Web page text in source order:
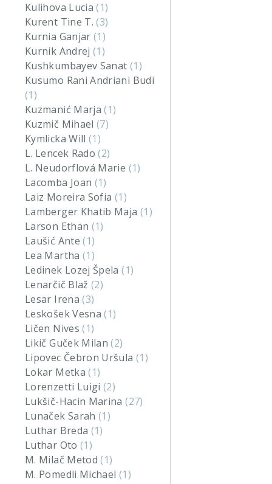
Kulihova Lucia(1)
Kurent Tine T.(3)
Kurnia Ganjar(1)
Kurnik Andrej(1)
Kushkumbayev Sanat (1)
Kusumo Rani Andriani Budi
(1)
Kuzmanić Marja(1)
Kuzmič Mihael(7)
Kymlicka Will(1)
L. Lencek Rado(2)
L. Neudorflová Marie (1)
Lacomba Joan (1)
Laiz Moreira Sofia (1)
Lamberger Khatib Maja (1)
Larson Ethan (1)
Laušić Ante(1)
Lea Martha (1)
Ledinek Lozej Špela(1)
Lenarčič Blaž(2)
Lesar Irena(3)
Leskošek Vesna(1)
Ličen Nives(1)
Likič Guček Milan(2)
Lipovec Čebron Uršula (1)
Lokar Metka(1)
Lorenzetti Luigi(2)
Lukšič-Hacin Marina(27)
Lunaček Sarah(1)
Luthar Breda (1)
Luthar Oto (1)
M. Milač Metod(1)
M. Pomedli Michael (1)